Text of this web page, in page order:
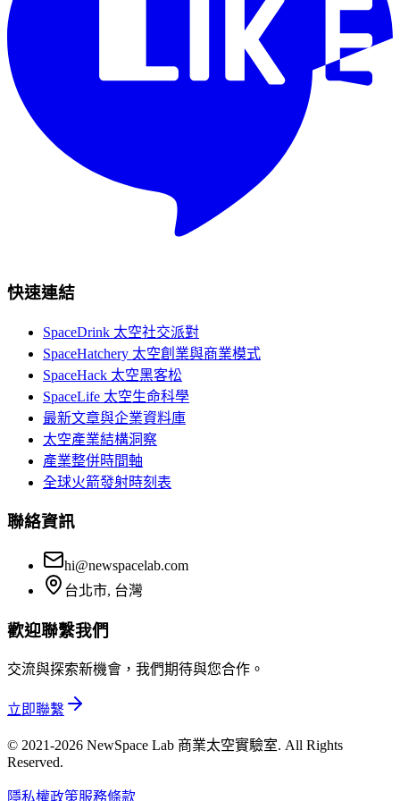
快速連結
SpaceDrink 太空社交派對
SpaceHatchery 太空創業與商業模式
SpaceHack 太空黑客松
SpaceLife 太空生命科學
最新文章與企業資料庫
太空產業結構洞察
產業整併時間軸
全球火箭發射時刻表
聯絡資訊
hi@newspacelab.com
台北市, 台灣
歡迎聯繫我們
交流與探索新機會，我們期待與您合作。
立即聯繫
© 2021-2026 NewSpace Lab 商業太空實驗室. All Rights
Reserved.
隱私權政策服務條款